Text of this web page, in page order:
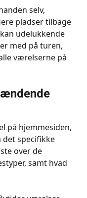
selv,
pladser tilbage
udelukkende
med på turen,
værelserne på
på hjemmesiden,
det specifikke
over de
samt hvad